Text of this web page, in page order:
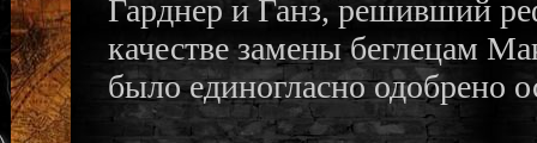
Гарднер и Ганз, решивший
качестве замены беглецам
было единогласно одобрено